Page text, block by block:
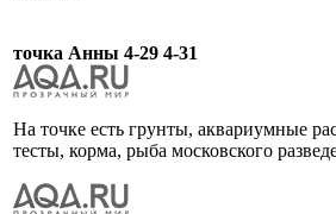
точка Анны 4-29 4-31
На точке есть грунты, аквариумные
тесты, корма, рыба московского